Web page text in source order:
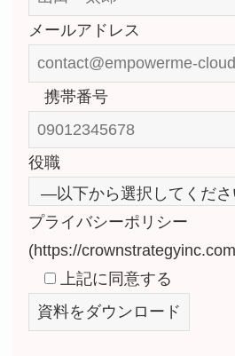
メールアドレス
携帯番号
役職
プライバシーポリシー
(https://
上記に同意する